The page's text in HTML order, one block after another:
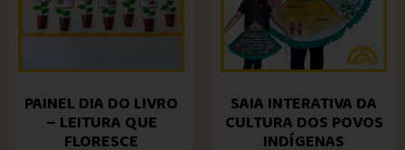
PAINEL DIA DO LIVRO
– LEITURA QUE
FLORESCE
SAIA INTERATIVA DA
CULTURA DOS POVOS
INDÍGENAS